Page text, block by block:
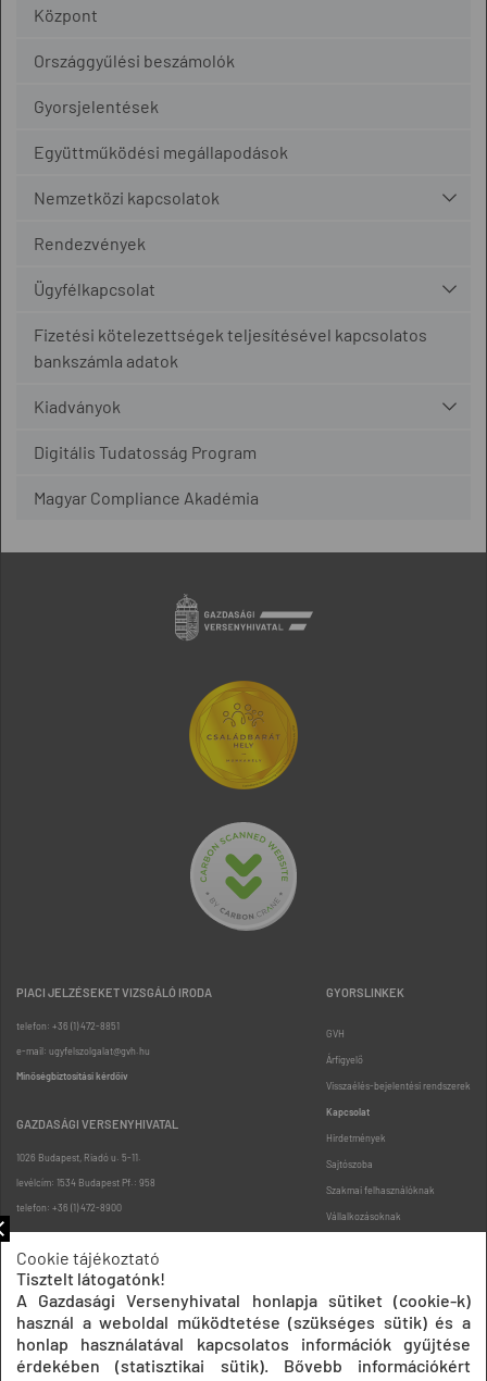
Központ
Országgyűlési beszámolók
Gyorsjelentések
Együttműködési megállapodások
Nemzetközi kapcsolatok
Rendezvények
Ügyfélkapcsolat
Fizetési kötelezettségek teljesítésével kapcsolatos
bankszámla adatok
Kiadványok
Digitális Tudatosság Program
Magyar Compliance Akadémia
PIACI JELZÉSEKET VIZSGÁLÓ IRODA
telefon: +36 (1) 472-8851
e-mail: ugyfelszolgalat@gvh.hu
Minőségbiztosítási kérdőív
GAZDASÁGI VERSENYHIVATAL
1026 Budapest, Riadó u. 5-11.
levélcím: 1534 Budapest Pf.: 958
telefon: +36 (1) 472-8900
GYORSLINKEK
GVH
Árfigyelő
Visszaélés-bejelentési rendszerek
Kapcsolat
Hirdetmények
Sajtószoba
Szakmai felhasználóknak
Vállalkozásoknak
Oldaltérkép
Cookie tájékoztató
Tisztelt látogatónk!
A Gazdasági Versenyhivatal honlapja sütiket (cookie-k)
használ a weboldal működtetése (szükséges sütik) és a
honlap használatával kapcsolatos információk gyűjtése
érdekében (statisztikai sütik). Bővebb információkért